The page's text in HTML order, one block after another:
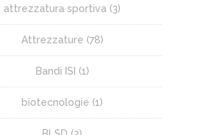
attrezzatura sportiva (3)
Attrezzature (78)
Bandi ISI (1)
biotecnologie (1)